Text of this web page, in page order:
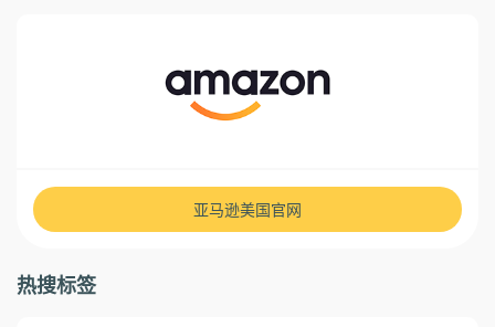
亚马逊美国官网
热搜标签